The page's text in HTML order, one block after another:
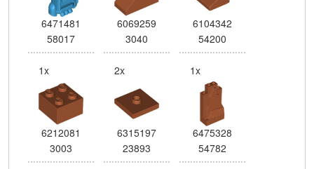
6471481
58017
6069259
3040
6104342
54200
1x
6212081
3003
2x
6315197
23893
1x
6475328
54782